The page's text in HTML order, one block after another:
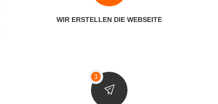
WIR ERSTELLEN DIE WEBSEITE